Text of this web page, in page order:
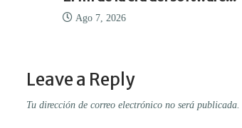
Ago 7, 2026
Leave a Reply
Tu dirección de correo electrónico no será publicada.